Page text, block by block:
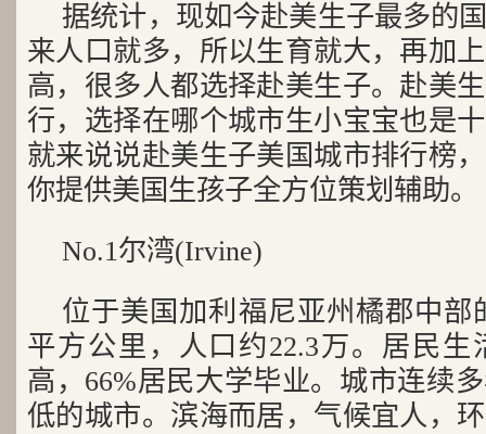
据统计，现如今赴美生子最多的
来人口就多，所以生育就大，再加
高，很多人都选择赴美生子。赴美
行，选择在哪个城市生小宝宝也是
就来说说赴美生子美国城市排行榜
你提供美国生孩子全方位策划辅助。
No.1尔湾(Irvine)
位于美国加利福尼亚州橘郡中部
平方公里，人口约22.3万。居民
高，66%居民大学毕业。城市连续
低的城市。滨海而居，气候宜人，